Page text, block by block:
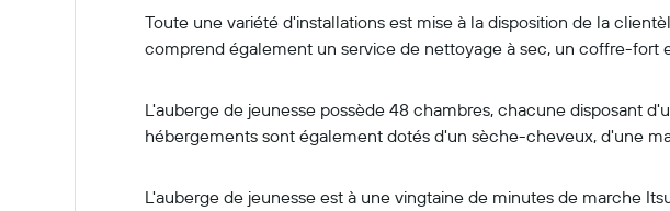
Toute une variété d'installations est mise à la disposition de la
comprend également un service de nettoyage à sec, un coffre-fort
L'auberge de jeunesse possède 48 chambres, chacune disposant
hébergements sont également dotés d'un sèche-cheveux, d'une
L'auberge de jeunesse est à une vingtaine de minutes de marche